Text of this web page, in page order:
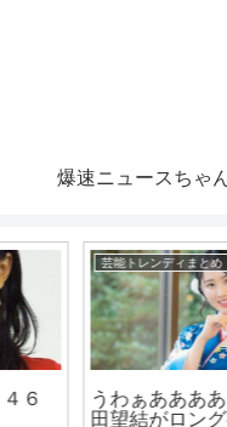
爆速ニュースちゃ
漫画まとめ速報